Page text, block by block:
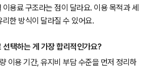
용료 구조라는 점이 달라요. 이용 목적과 세
한 방식이 달라질 수 있어요.
선택하는 게 가장 합리적인가요?
이용 기간, 유지비 부담 수준을 먼저 정리하